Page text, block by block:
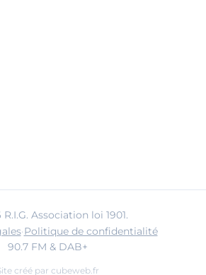
Association loi 1901.
·Politique de confidentialité
90.7 FM & DAB+
créé par cubeweb.fr